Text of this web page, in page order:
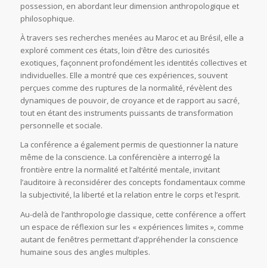
possession, en abordant leur dimension anthropologique et
philosophique.
À travers ses recherches menées au Maroc et au Brésil, elle a
exploré comment ces états, loin d’être des curiosités
exotiques, façonnent profondément les identités collectives et
individuelles. Elle a montré que ces expériences, souvent
perçues comme des ruptures de la normalité, révèlent des
dynamiques de pouvoir, de croyance et de rapport au sacré,
tout en étant des instruments puissants de transformation
personnelle et sociale.
La conférence a également permis de questionner la nature
même de la conscience. La conférencière a interrogé la
frontière entre la normalité et l’altérité mentale, invitant
l’auditoire à reconsidérer des concepts fondamentaux comme
la subjectivité, la liberté et la relation entre le corps et l’esprit.
Au-delà de l’anthropologie classique, cette conférence a offert
un espace de réflexion sur les « expériences limites », comme
autant de fenêtres permettant d’appréhender la conscience
humaine sous des angles multiples.